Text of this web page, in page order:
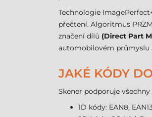
Technologie
přečtení. Algoritmus
značení dílů (Direct Part
automobilovém průmyslu
JAKÉ KÓDY
Skener podporuje
1D kódy: EAN8,